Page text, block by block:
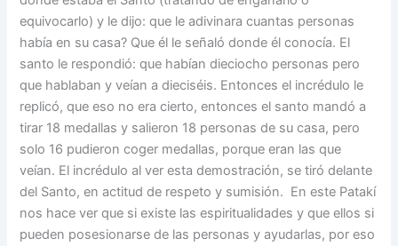
equivocarlo) y le dijo: que le adivinara cuantas personas
había en su casa? Que él le señaló donde él conocía. El
santo le respondió: que habían dieciocho personas pero
que hablaban y veían a dieciséis. Entonces el incrédulo le
replicó, que eso no era cierto, entonces el santo mandó a
tirar 18 medallas y salieron 18 personas de su casa, pero
solo 16 pudieron coger medallas, porque eran las que
veían. El incrédulo al ver esta demostración, se tiró delante
del Santo, en actitud de respeto y sumisión. En este Patakí
nos hace ver que si existe las espiritualidades y que ellos si
pueden posesionarse de las personas y ayudarlas, por eso